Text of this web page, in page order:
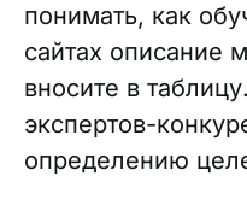
понимать, как
сайтах описание
вносите в
экспертов-
определению